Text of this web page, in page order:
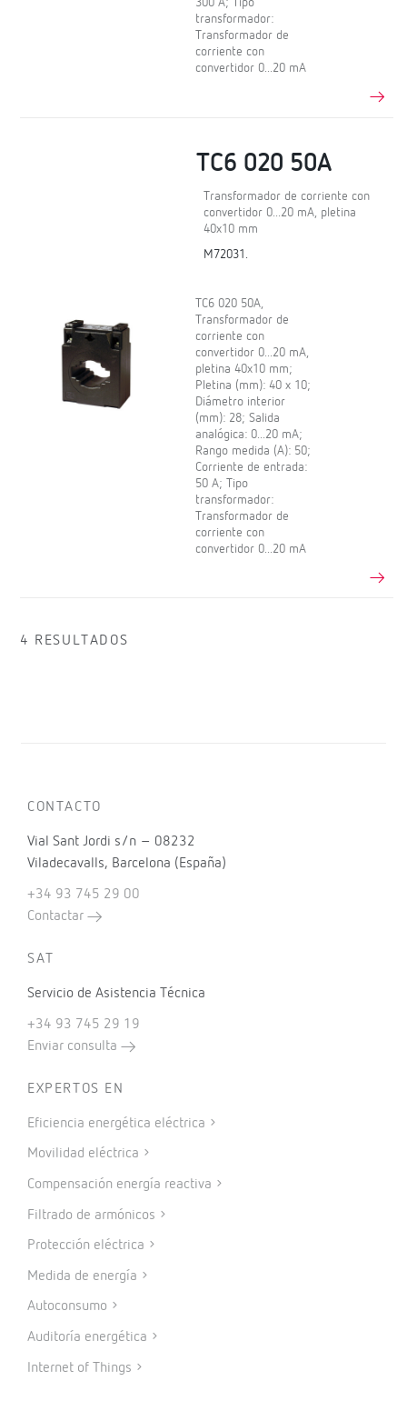
300 A; Tipo
transformador:
Transformador de
corriente con
convertidor 0...20 mA
TC6 020 50A
Transformador de corriente con
convertidor 0...20 mA, pletina
40x10 mm
M72031.
TC6 020 50A,
Transformador de
corriente con
convertidor 0...20 mA,
pletina 40x10 mm;
Pletina (mm): 40 x 10;
Diámetro interior
(mm): 28; Salida
analógica: 0...20 mA;
Rango medida (A): 50;
Corriente de entrada:
50 A; Tipo
transformador:
Transformador de
corriente con
convertidor 0...20 mA
4 RESULTADOS
CONTACTO
Vial Sant Jordi s/n – 08232
Viladecavalls, Barcelona (España)
+34 93 745 29 00
Contactar
SAT
Servicio de Asistencia Técnica
+34 93 745 29 19
Enviar consulta
EXPERTOS EN
Eficiencia energética eléctrica
Movilidad eléctrica
Compensación energía reactiva
Filtrado de armónicos
Protección eléctrica
Medida de energía
Autoconsumo
Auditoría energética
Internet of Things